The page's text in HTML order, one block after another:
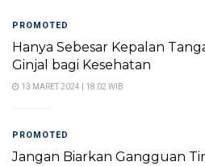
PROMOTED
Hanya Sebesar Kepalan
Ginjal bagi Kesehatan
13 MARET 2024 | 18:02 WIB
PROMOTED
Jangan Biarkan Gangguan